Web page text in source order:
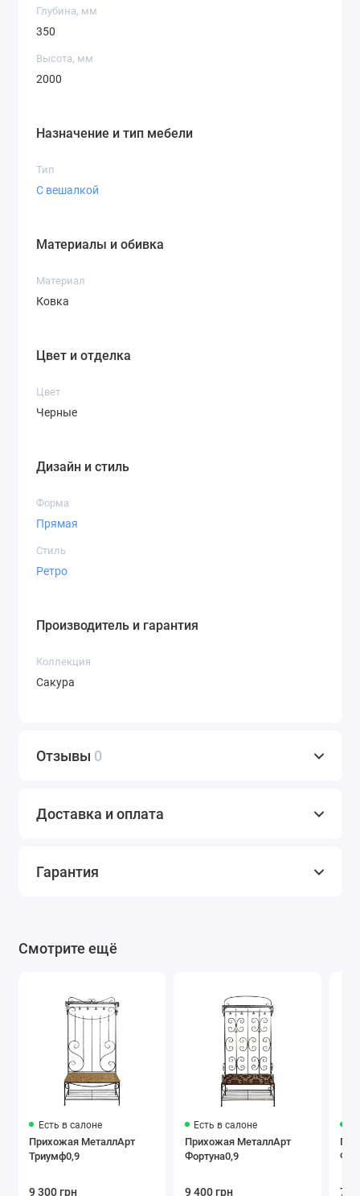
Глубина, мм
350
Высота, мм
2000
Назначение и тип мебели
Тип
С вешалкой
Материалы и обивка
Материал
Ковка
Цвет и отделка
Цвет
Черные
Дизайн и стиль
Форма
Прямая
Стиль
Ретро
Производитель и гарантия
Коллекция
Сакура
Отзывы 0
Доставка и оплата
Гарантия
Смотрите ещё
Есть в салоне
Прихожая МеталлАрт
Триумф0,9
9 300 грн
Есть в салоне
Прихожая МеталлАрт
Фортуна0,9
9 400 грн 7